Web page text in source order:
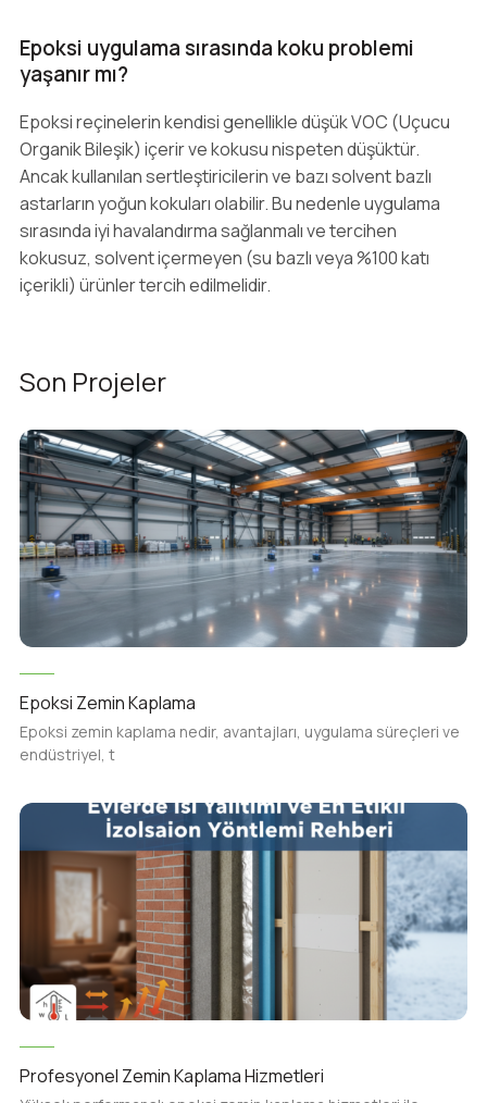
Epoksi uygulama sırasında koku problemi
yaşanır mı?
Epoksi reçinelerin kendisi genellikle düşük VOC (Uçucu
Organik Bileşik) içerir ve kokusu nispeten düşüktür.
Ancak kullanılan sertleştiricilerin ve bazı solvent bazlı
astarların yoğun kokuları olabilir. Bu nedenle uygulama
sırasında iyi havalandırma sağlanmalı ve tercihen
kokusuz, solvent içermeyen (su bazlı veya %100 katı
içerikli) ürünler tercih edilmelidir.
Son Projeler
Epoksi Zemin Kaplama
Epoksi zemin kaplama nedir, avantajları, uygulama süreçleri ve
endüstriyel, t
Profesyonel Zemin Kaplama Hizmetleri